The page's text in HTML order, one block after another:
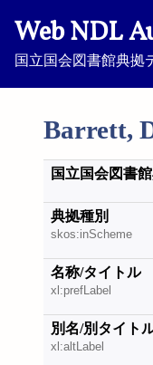
Web NDL
国立国会図書館典拠
Barrett,
国立国会図書
典拠種別
skos:inScheme
名称/タイトル
xl:prefLabel
別名/別タイト
xl:altLabel